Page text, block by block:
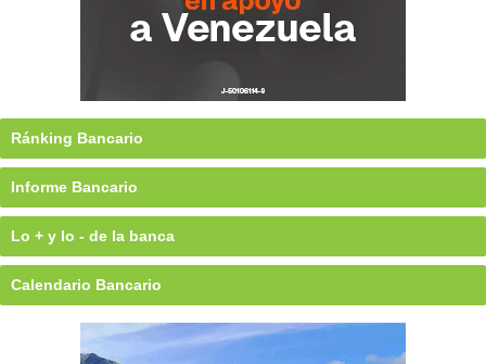
Ránking Bancario
Informe Bancario
Lo + y lo - de la banca
Calendario Bancario